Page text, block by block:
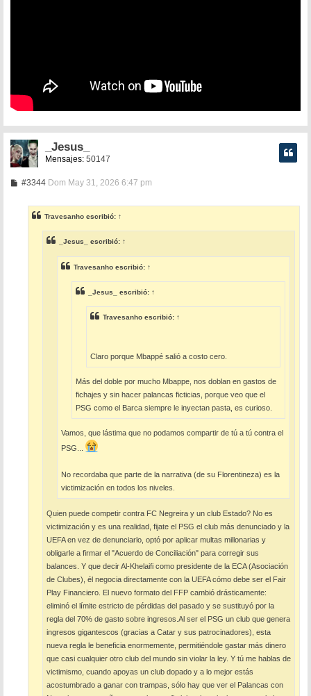
_Jesus_
Mensajes: 50147
#3344M
a
j
e
Dom May 31, 2026 6:47 pm
Travesanho escribió: ↑
_Jesus_ escribió: ↑
Travesanho escribió: ↑
_Jesus_ escribió: ↑
Travesanho escribió: ↑
Claro porque Mbappé salió a costo cero.
Más del doble por mucho Mbappe, nos doblan en gastos de
fichajes y sin hacer palancas ficticias, porque veo que el
PSG como el Barca siempre le inyectan pasta, es curioso.
Vamos, que lástima que no podamos compartir de tú a tú contra el
PSG...
No recordaba que parte de la narrativa (de su Florentineza) es la
victimización en todos los niveles.
Quien puede competir contra FC Negreira y un club Estado? No es
victimización y es una realidad, fijate el PSG el club más denunciado y la
UEFA en vez de denunciarlo, optó por aplicar multas millonarias y
obligarle a firmar el "Acuerdo de Conciliación" para corregir sus
balances. Y que decir Al-Khelaifi como presidente de la ECA (Asociación
de Clubes), él negocia directamente con la UEFA cómo debe ser el Fair
Play Financiero. El nuevo formato del FFP cambió drásticamente:
eliminó el límite estricto de pérdidas del pasado y se sustituyó por la
regla del 70% de gasto sobre ingresos.Al ser el PSG un club que genera
ingresos gigantescos (gracias a Catar y sus patrocinadores), esta
nueva regla le beneficia enormemente, permitiéndole gastar más dinero
que casi cualquier otro club del mundo sin violar la ley. Y tú me hablas de
victimismo, cuando apoyas un club dopado y a lo mejor estás
acostumbrado a ganar con trampas, sólo hay que ver el Palancas con